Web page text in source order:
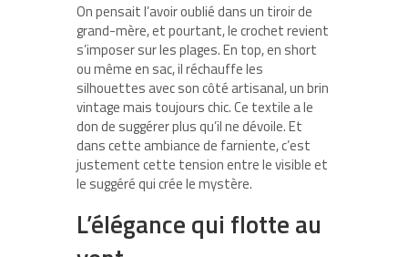
On pensait l’avoir oublié dans un tiroir de
grand-mère, et pourtant, le crochet revient
s’imposer sur les plages. En top, en short
ou même en sac, il réchauffe les
silhouettes avec son côté artisanal, un brin
vintage mais toujours chic. Ce textile a le
don de suggérer plus qu’il ne dévoile. Et
dans cette ambiance de farniente, c’est
justement cette tension entre le visible et
le suggéré qui crée le mystère.
L’élégance qui flotte au